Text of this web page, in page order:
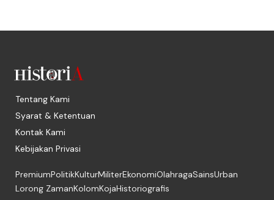
Tentang Kami
Syarat & Ketentuan
Kontak Kami
Kebijakan Privasi
PremiumPolitikKulturMiliterEkonomiOlahragaSainsUrban
Lorong ZamanKolomKojaHistoriografis